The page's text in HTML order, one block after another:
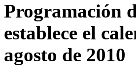
Programación
establece el
agosto de 2010